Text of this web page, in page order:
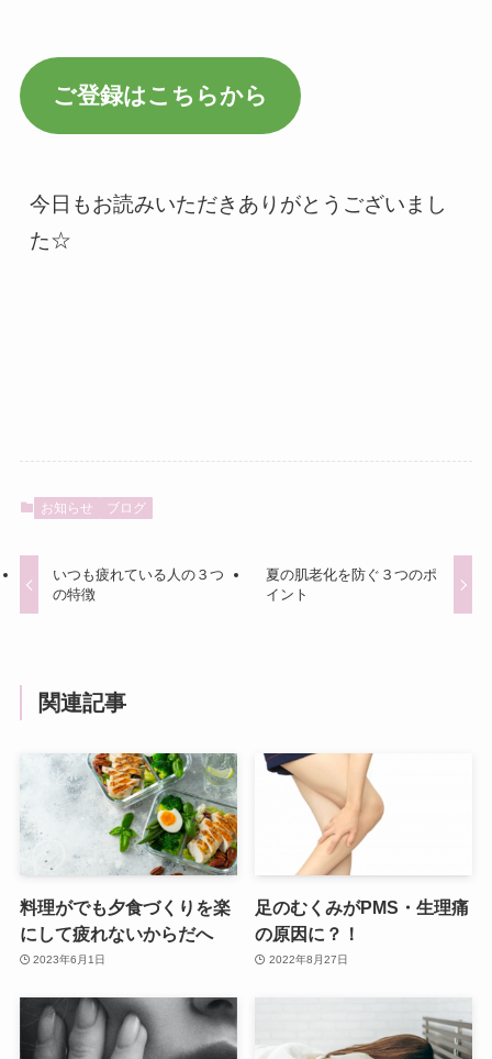
ご登録はこちらから
今日もお読みいただきありがとうございまし
た☆
お知らせ ブログ
いつも疲れている人の３つ
の特徴
夏の肌老化を防ぐ３つのポ
イント
関連記事
料理がでも夕食づくりを楽
にして疲れないからだへ
2023年6月1日
足のむくみがPMS・生理痛
の原因に？！
2022年8月27日